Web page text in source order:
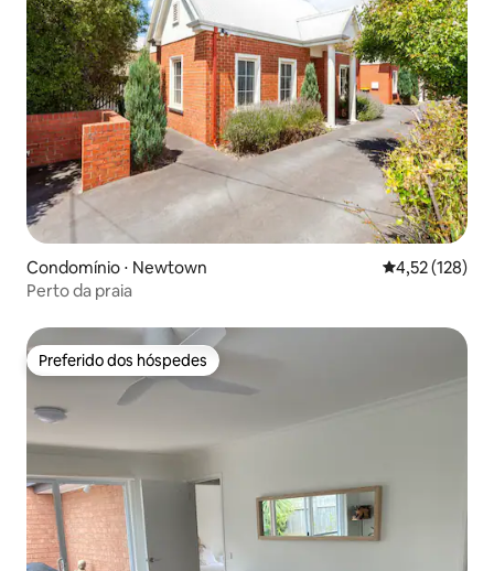
Condomínio ⋅ Newtown 4,52 de uma
4,52 (128)
Perto da praia
Preferido dos hóspedes
Preferido dos hóspedes